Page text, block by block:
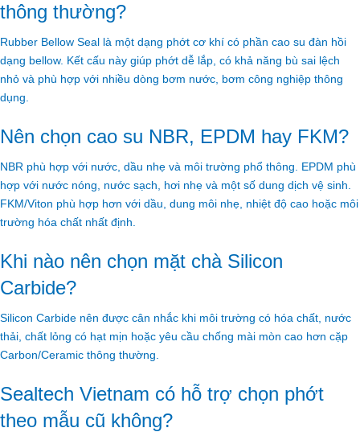
thông thường?
Rubber Bellow Seal là một dạng phớt cơ khí có phần cao su đàn hồi
dạng bellow. Kết cấu này giúp phớt dễ lắp, có khả năng bù sai lệch
nhỏ và phù hợp với nhiều dòng bơm nước, bơm công nghiệp thông
dụng.
Nên chọn cao su NBR, EPDM hay FKM?
NBR phù hợp với nước, dầu nhẹ và môi trường phổ thông. EPDM phù
hợp với nước nóng, nước sạch, hơi nhẹ và một số dung dịch vệ sinh.
FKM/Viton phù hợp hơn với dầu, dung môi nhẹ, nhiệt độ cao hoặc môi
trường hóa chất nhất định.
Khi nào nên chọn mặt chà Silicon
Carbide?
Silicon Carbide nên được cân nhắc khi môi trường có hóa chất, nước
thải, chất lỏng có hạt mịn hoặc yêu cầu chống mài mòn cao hơn cặp
Carbon/Ceramic thông thường.
Sealtech Vietnam có hỗ trợ chọn phớt
theo mẫu cũ không?